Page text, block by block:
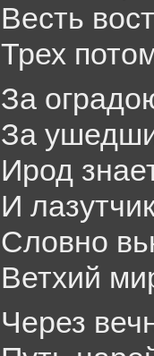
Весть
Трех
За
За
Ирод
И
Словно
Ветхий
Через